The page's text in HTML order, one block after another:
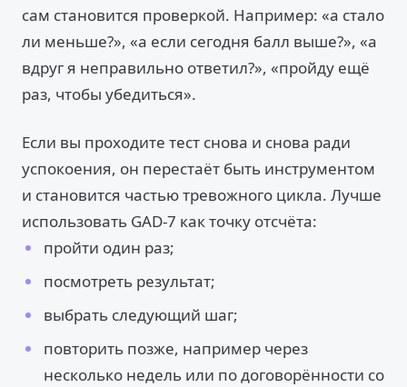
сам становится проверкой. Например: «а стало
ли меньше?», «а если сегодня балл выше?», «а
вдруг я неправильно ответил?», «пройду ещё
раз, чтобы убедиться».
Если вы проходите тест снова и снова ради
успокоения, он перестаёт быть инструментом
и становится частью тревожного цикла. Лучше
использовать GAD-7 как точку отсчёта:
пройти один раз;
посмотреть результат;
выбрать следующий шаг;
повторить позже, например через
несколько недель или по договорённости со